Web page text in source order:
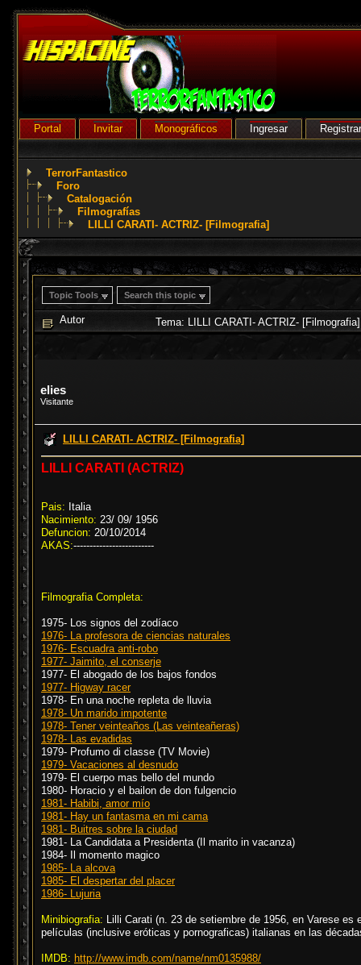
Portal Invitar Monográficos Ingresar
TerrorFantastico
Foro
Catalogación
Filmografías
LILLI CARATI- ACTRIZ- [Filmografia]
Topic Tools Search this topic
Autor Tema: LILLI CARATI- ACTRIZ-
elies
Visitante
LILLI CARATI- ACTRIZ- [Filmografia]
LILLI CARATI (ACTRIZ)
Pais: Italia
Nacimiento: 23/ 09/ 1956
Defuncion: 20/10/2014
AKAS:-------------------------
Filmografia Completa:
1975- Los signos del zodíaco
1976- La profesora de ciencias naturales
1976- Escuadra anti-robo
1977- Jaimito, el conserje
1977- El abogado de los bajos fondos
1977- Higway racer
1978- En una noche repleta de lluvia
1978- Un marido impotente
1978- Tener veinteaños (Las veinteañeras)
1978- Las evadidas
1979- Profumo di classe (TV Movie)
1979- Vacaciones al desnudo
1979- El cuerpo mas bello del mundo
1980- Horacio y el bailon de don fulgencio
1981- Habibi, amor mío
1981- Hay un fantasma en mi cama
1981- Buitres sobre la ciudad
1981- La Candidata a Presidenta (Il marito in vacanza)
1984- Il momento magico
1985- La alcova
1985- El despertar del placer
1986- Lujuria
Minibiografia: Lilli Carati (n. 23 de setiembre de 1956, en Varese
películas (inclusive eróticas y pornograficas) italianas en las
IMDB: http://www.imdb.com/name/nm0135988/